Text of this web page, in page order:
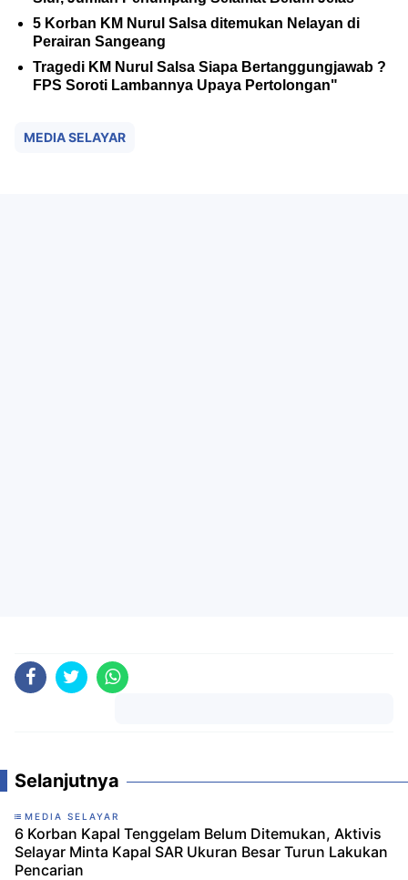
5 Korban KM Nurul Salsa ditemukan Nelayan di
Perairan Sangeang
Tragedi KM Nurul Salsa Siapa Bertanggungjawab ?
FPS Soroti Lambannya Upaya Pertolongan"
MEDIA SELAYAR
Selanjutnya
MEDIA SELAYAR
6 Korban Kapal Tenggelam Belum Ditemukan, Aktivis
Selayar Minta Kapal SAR Ukuran Besar Turun Lakukan
Pencarian